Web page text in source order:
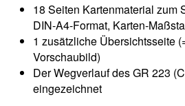
18 Seiten Kartenmaterial zum
DIN-A4-Format, Karten-
1 zusätzliche Übersichtsseite
Vorschaubild)
Der Wegverlauf des GR 223
eingezeichnet